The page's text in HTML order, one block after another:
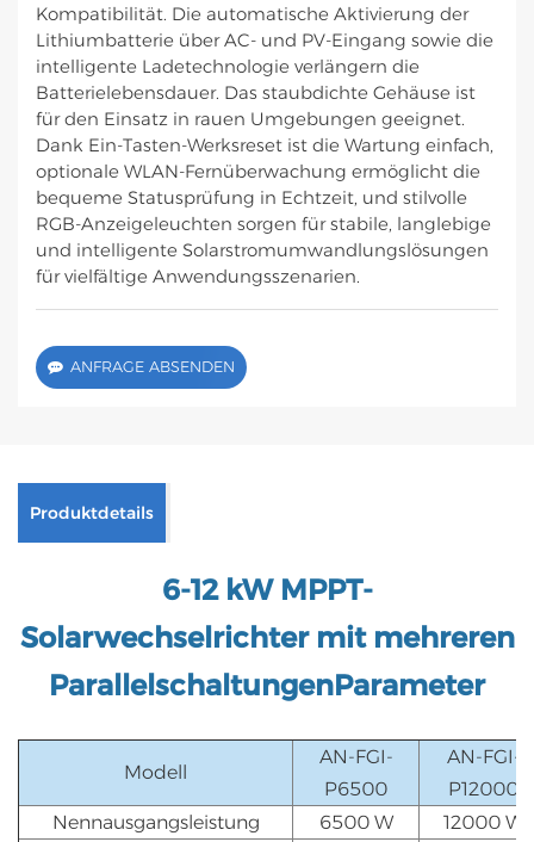
Kompatibilität. Die automatische Aktivierung der
Lithiumbatterie über AC- und PV-Eingang sowie die
intelligente Ladetechnologie verlängern die
Batterielebensdauer. Das staubdichte Gehäuse ist
für den Einsatz in rauen Umgebungen geeignet.
Dank Ein-Tasten-Werksreset ist die Wartung einfach,
optionale WLAN-Fernüberwachung ermöglicht die
bequeme Statusprüfung in Echtzeit, und stilvolle
RGB-Anzeigeleuchten sorgen für stabile, langlebige
und intelligente Solarstromumwandlungslösungen
für vielfältige Anwendungsszenarien.
ANFRAGE ABSENDEN
Produktdetails
6-12 kW MPPT-
Solarwechselrichter mit mehreren
ParallelschaltungenParameter
Modell
AN-FGI-
P6500
AN-FGI-
P12000
Nennausgangsleistung
6500 W
12000 W